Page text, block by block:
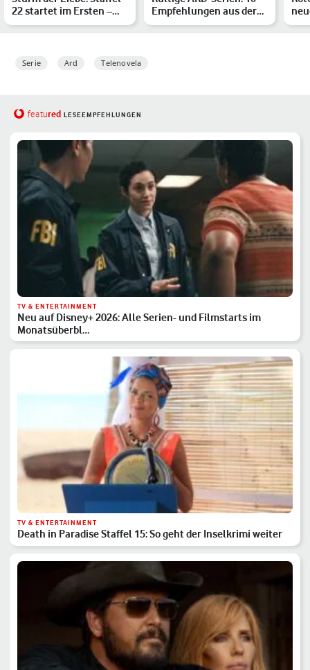
22 startet im Ersten –
das ist das neue …
Empfehlungen aus der
Mediathek 2026
Serie Ard Telenovela
featured LESEEMPFEHLUNGEN
TV & ENTERTAINMENT
Neu auf Disney+ 2026: Alle Serien- und Filmstarts im
Monatsüberbl…
TV & ENTERTAINMENT
Death in Paradise Staffel 15: So geht der Inselkrimi weiter